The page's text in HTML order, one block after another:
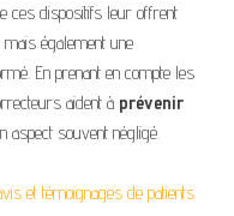
ces dispositifs leur offrent
mais également une
En prenant en compte les
aident à prévenir
aspect souvent négligé.
et témoignages de patients